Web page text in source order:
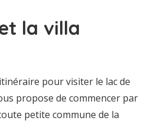
la villa
pour visiter le lac de
propose de commencer par
petite commune de la